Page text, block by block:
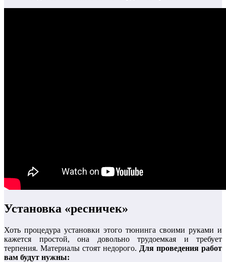
Установка «ресничек»
Хоть процедура установки этого тюнинга своими руками и
кажется простой, она довольно трудоемкая и требует
терпения. Материалы стоят недорого. Для проведения работ
вам будут нужны: